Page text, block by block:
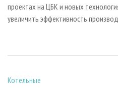
проектах на ЦБК и новых
увеличить эффективность
Котельные